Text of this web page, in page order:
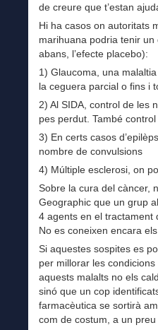
de creure que t’estan
Hi ha casos on autoritats
marihuana podria tenir
abans, l’efecte placebo):
1) Glaucoma, una
la ceguera parcial o fins i
2) Al SIDA, control de les
pes perdut. També
3) En certs casos
nombre de convulsions
4) Múltiple esclerosi, on
Sobre la cura del càncer,
Geographic que un grup
4 agents en el tractament
No es coneixen encara
Si aquestes sospites es
per millorar les
aquests malalts no els
sinó que un cop
farmacèutica se sortirà
com de costum, a un preu